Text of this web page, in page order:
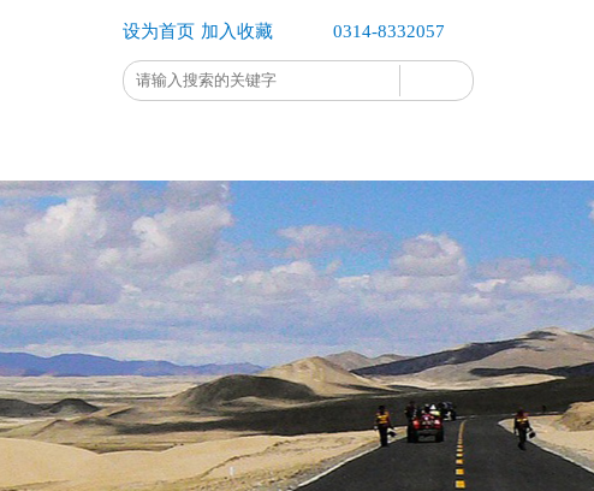
设为首页 加入收藏 0314-8332057